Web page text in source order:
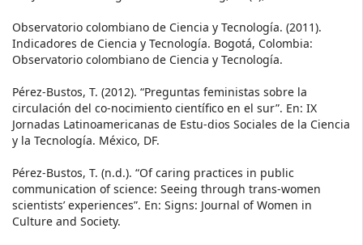
Observatorio colombiano de Ciencia y Tecnología. (2011).
Indicadores de Ciencia y Tecnología. Bogotá, Colombia:
Observatorio colombiano de Ciencia y Tecnología.
Pérez-Bustos, T. (2012). “Preguntas feministas sobre la
circulación del co-nocimiento científico en el sur”. En: IX
Jornadas Latinoamericanas de Estu-dios Sociales de la Ciencia
y la Tecnología. México, DF.
Pérez-Bustos, T. (n.d.). “Of caring practices in public
communication of science: Seeing through trans-women
scientists’ experiences”. En: Signs: Journal of Women in
Culture and Society.